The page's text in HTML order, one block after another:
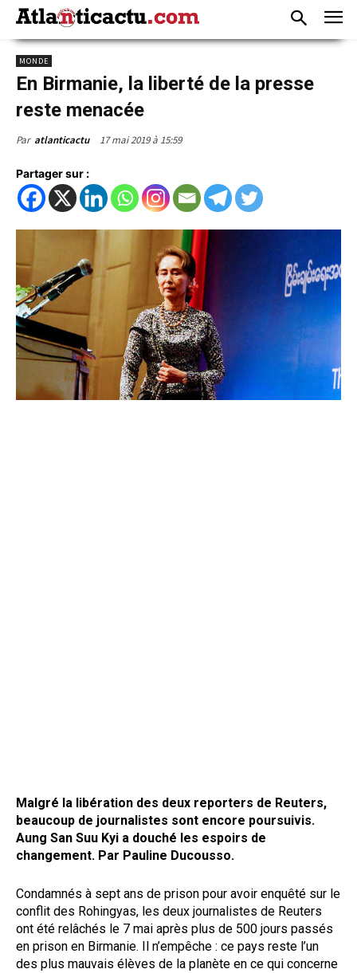
MONDE
En Birmanie, la liberté de la presse
reste menacée
Par atlanticactu 17 mai 2019 à 15:59
Partager sur :
Malgré la libération des deux reporters de Reuters,
beaucoup de journalistes sont encore poursuivis.
Aung San Suu Kyi a douché les espoirs de
changement. Par Pauline Ducousso.
Condamnés à sept ans de prison pour avoir enquêté sur le
conflit des Rohingyas, les deux journalistes de Reuters
ont été relâchés le 7 mai après plus de 500 jours passés
en prison en Birmanie. Il n’empêche : ce pays reste l’un
des plus mauvais élèves de la planète en ce qui concerne